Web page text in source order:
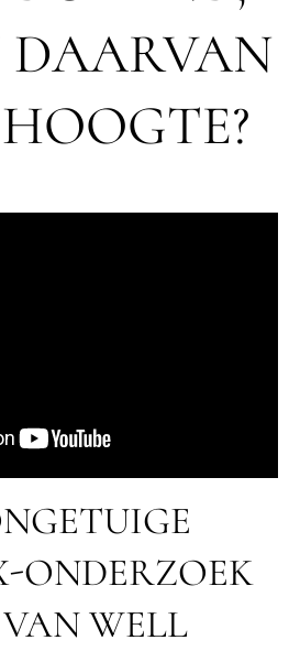
DAARVAN
ONDERZOEK
WELL